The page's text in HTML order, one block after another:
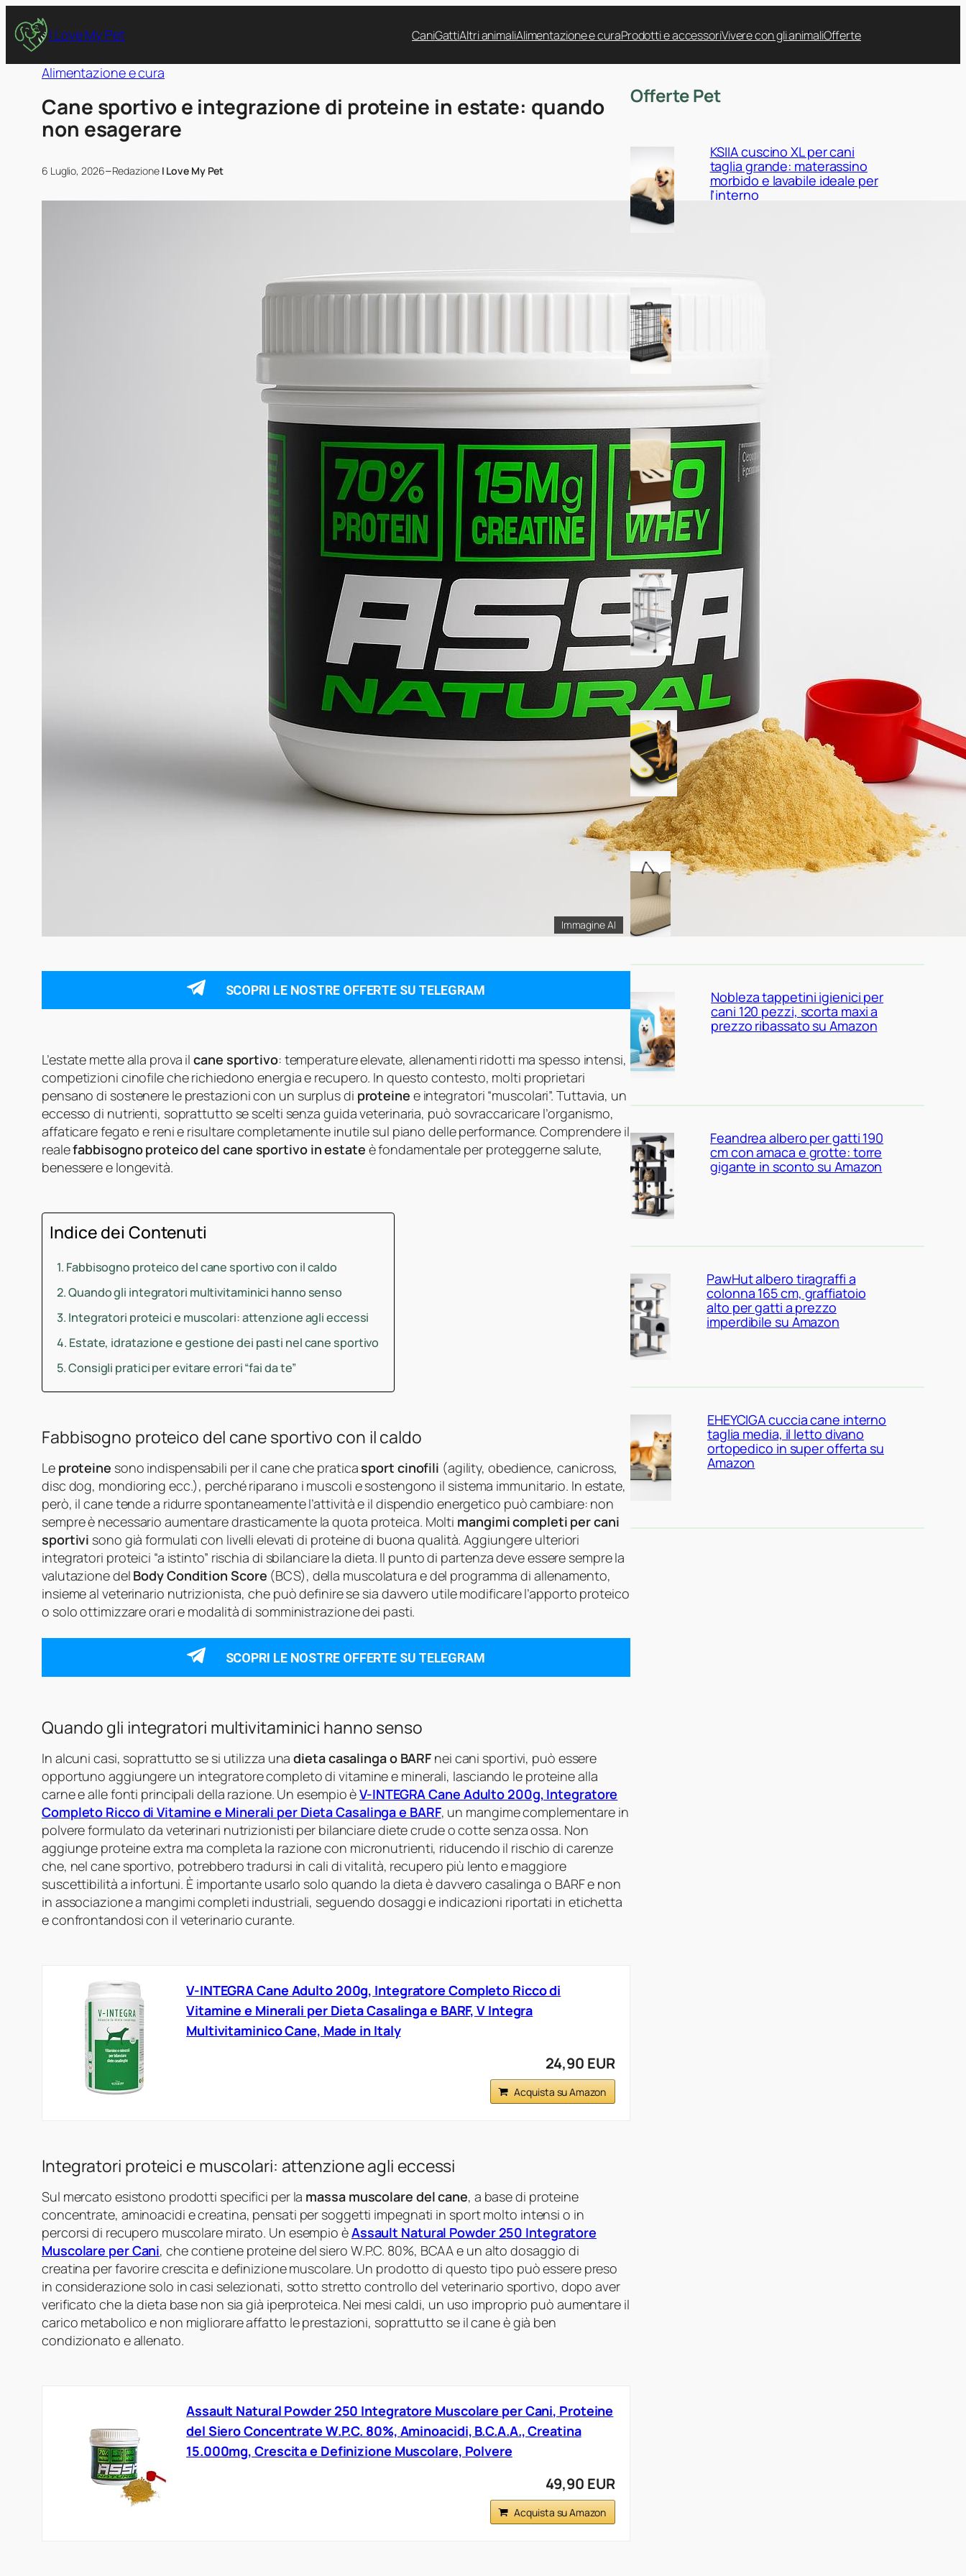
I Love My Pet CaniGattiAltri animaliAlimentazione e curaProdotti e accessoriVivere con gli animaliOfferte
Alimentazione e cura
Cane sportivo e integrazione di proteine in estate: quando
non esagerare
6 Luglio, 2026–Redazione I Love My Pet
Immagine AI
SCOPRI LE NOSTRE OFFERTE SU TELEGRAM
L’estate mette alla prova ilcane sportivo: temperature elevate, allenamenti ridotti ma spesso intensi,
competizioni cinofile che richiedono energia e recupero. In questo contesto, molti proprietari
pensano di sostenere le prestazioni con un surplus di proteine e integratori “muscolari”. Tuttavia, un
eccesso di nutrienti, soprattutto se scelti senza guida veterinaria, può sovraccaricare l’organismo,
affaticare fegato e reni e risultare completamente inutile sul piano delle performance. Comprendere il
realefabbisogno proteico del cane sportivo in estate è fondamentale per proteggerne salute,
benessere e longevità.
Indice dei Contenuti
Fabbisogno proteico del cane sportivo con il caldo
Quando gli integratori multivitaminici hanno senso
Integratori proteici e muscolari: attenzione agli eccessi
Estate, idratazione e gestione dei pasti nel cane sportivo
Consigli pratici per evitare errori “fai da te”
Fabbisogno proteico del cane sportivo con il caldo
Le proteine sono indispensabili per il cane che praticasport cinofili (agility, obedience, canicross,
disc dog, mondioring ecc.), perché riparano i muscoli e sostengono il sistema immunitario. In estate,
però, il cane tende a ridurre spontaneamente l’attività e il dispendio energetico può cambiare: non
sempre è necessario aumentare drasticamente la quota proteica. Molti mangimi completi per cani
sportivi sono già formulati con livelli elevati di proteine di buona qualità. Aggiungere ulteriori
integratori proteici “a istinto” rischia di sbilanciare la dieta. Il punto di partenza deve essere sempre la
valutazione del Body Condition Score (BCS), della muscolatura e del programma di allenamento,
insieme al veterinario nutrizionista, che può definire se sia davvero utile modificare l’apporto proteico
o solo ottimizzare orari e modalità di somministrazione dei pasti.
SCOPRI LE NOSTRE OFFERTE SU TELEGRAM
Quando gli integratori multivitaminici hanno senso
In alcuni casi, soprattutto se si utilizza unadieta casalinga o BARF nei cani sportivi, può essere
opportuno aggiungere un integratore completo di vitamine e minerali, lasciando le proteine alla
carne e alle fonti principali della razione. Un esempio èV-INTEGRA Cane Adulto 200g, Integratore
Completo Ricco di Vitamine e Minerali per Dieta Casalinga e BARF, un mangime complementare in
polvere formulato da veterinari nutrizionisti per bilanciare diete crude o cotte senza ossa. Non
aggiunge proteine extra ma completa la razione con micronutrienti, riducendo il rischio di carenze
che, nel cane sportivo, potrebbero tradursi in cali di vitalità, recupero più lento e maggiore
suscettibilità a infortuni. È importante usarlo solo quando la dieta è davvero casalinga o BARF e non
in associazione a mangimi completi industriali, seguendo dosaggi e indicazioni riportati in etichetta
e confrontandosi con il veterinario curante.
V-INTEGRA Cane Adulto 200g, Integratore Completo Ricco di
Vitamine e Minerali per Dieta Casalinga e BARF, V Integra
Multivitaminico Cane, Made in Italy
24,90 EUR
Acquista su Amazon
Integratori proteici e muscolari: attenzione agli eccessi
Sul mercato esistono prodotti specifici per la massa muscolare del cane, a base di proteine
concentrate, aminoacidi e creatina, pensati per soggetti impegnati in sport molto intensi o in
percorsi di recupero muscolare mirato. Un esempio èAssault Natural Powder 250 Integratore
Muscolare per Cani, che contiene proteine del siero W.P.C. 80%, BCAA e un alto dosaggio di
creatina per favorire crescita e definizione muscolare. Un prodotto di questo tipo può essere preso
in considerazione solo in casi selezionati, sotto stretto controllo del veterinario sportivo, dopo aver
verificato che la dieta base non sia già iperproteica. Nei mesi caldi, un uso improprio può aumentare il
carico metabolico e non migliorare affatto le prestazioni, soprattutto se il cane è già ben
condizionato e allenato.
Assault Natural Powder 250 Integratore Muscolare per Cani, Proteine
del Siero Concentrate W.P.C. 80%, Aminoacidi, B.C.A.A., Creatina
15.000mg, Crescita e Definizione Muscolare, Polvere
49,90 EUR
Acquista su Amazon
Offerte Pet
KSIIA cuscino XL per cani
taglia grande: materassino
morbido e lavabile ideale per
l’interno
Seggiolino auto avvolgente
Amazon Basics per cani e
gatti: più comfort e sicurezza
nei viaggi brevi
PawHut voliera per
pappagallini con ruote: gabbia
capiente e facile da pulire in
offerta su Amazon
HEYLIFE rampa gonfiabile per
cani: accesso sicuro a piscina
e lago per l’estate 2026
SHARLOVY XL estensore per
sedile posteriore per cani,
amaca auto rinforzata in
Nobleza tappetini igienici per
cani 120 pezzi, scorta maxi a
prezzo ribassato su Amazon
Feandrea albero per gatti 190
cm con amaca e grotte: torre
gigante in sconto su Amazon
PawHut albero tiragraffi a
colonna 165 cm, graffiatoio
alto per gatti a prezzo
imperdibile su Amazon
EHEYCIGA cuccia cane interno
taglia media, il letto divano
ortopedico in super offerta su
Amazon